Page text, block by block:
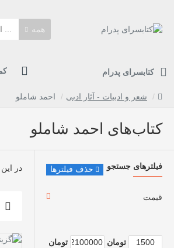
همه
کتابسرای پدرام
شعر و ادبیات - آثار ادبی احمد شاملو
کتاب‌های احمد شاملو
فیلترهای جستجو حذف فیلترها
قیمت
تومان تومان
در